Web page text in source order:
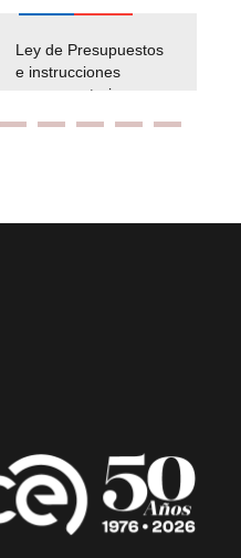
Ley de Presupuestos
e instrucciones
presuspuetarias